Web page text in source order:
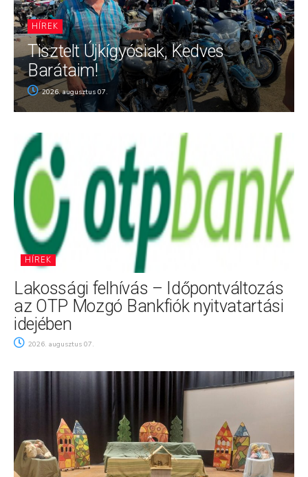
HÍREK
Tisztelt Újkígyósiak, Kedves
Barátaim!
2026. augusztus 07.
HÍREK
Lakossági felhívás – Időpontváltozás
az OTP Mozgó Bankfiók nyitvatartási
idejében
2026. augusztus 07.